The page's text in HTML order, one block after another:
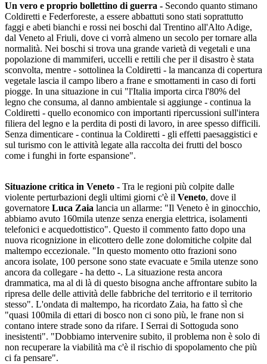
Un vero e proprio bollettino di guerra - Secondo quanto stimano
Coldiretti e Federforeste, a essere abbattuti sono stati soprattutto
faggi e abeti bianchi e rossi nei boschi dal Trentino all'Alto Adige,
dal Veneto al Friuli, dove ci vorrà almeno un secolo per tornare alla
normalità. Nei boschi si trova una grande varietà di vegetali e una
popolazione di mammiferi, uccelli e rettili che per il disastro è stata
sconvolta, mentre - sottolinea la Coldiretti - la mancanza di copertura
vegetale lascia il campo libero a frane e smottamenti in caso di forti
piogge. In una situazione in cui "l'Italia importa circa l'80% del
legno che consuma, al danno ambientale si aggiunge - continua la
Coldiretti - quello economico con importanti ripercussioni sull'intera
filiera del legno e la perdita di posti di lavoro, in aree spesso difficili.
Senza dimenticare - continua la Coldiretti - gli effetti paesaggistici e
sul turismo con le attività legate alla raccolta dei frutti del bosco
come i funghi in forte espansione".
Situazione critica in Veneto - Tra le regioni più colpite dalle
violente perturbazioni degli ultimi giorni c'è il Veneto, dove il
governatore Luca Zaia lancia un allarme: "Il Veneto è in ginocchio,
abbiamo avuto 160mila utenze senza energia elettrica, isolamenti
telefonici e acquedottistico". Questo il commento fatto dopo una
nuova ricognizione in elicottero delle zone dolomitiche colpite dal
maltempo eccezionale. "In questo momento otto frazioni sono
ancora isolate, 100 persone sono state evacuate e 5mila utenze sono
ancora da collegare - ha detto -. La situazione resta ancora
drammatica, ma al di là di questo bisogna anche affrontare subito la
ripresa delle delle attività delle fabbriche del territorio e il territorio
stesso". L'ondata di maltempo, ha ricordato Zaia, ha fatto sì che
"quasi 100mila di ettari di bosco non ci sono più, le frane non si
contano intere strade sono da rifare. I Serrai di Sottoguda sono
inesistenti". "Dobbiamo intervenire subito, il problema non è solo di
non recuperare la viabilità ma c'è il rischio di spopolamento che più
ci fa pensare".